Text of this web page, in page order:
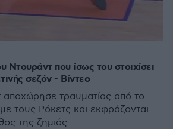
Ντουράντ που ίσως του στοιχίσει
σεζόν - Βίντεο
τραυματίας από το
τους Ρόκετς και εκφράζονται
της ζημιάς